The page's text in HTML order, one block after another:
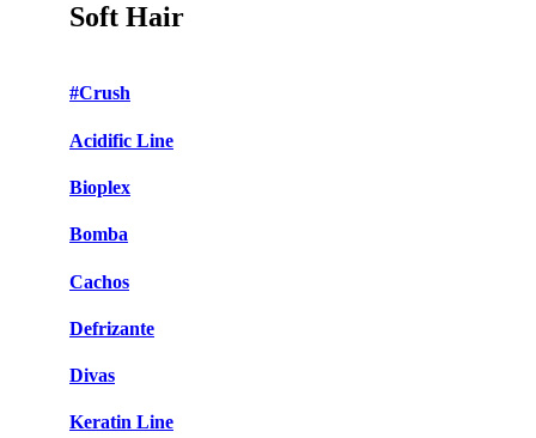
Soft Hair
#Crush
Acidific Line
Bioplex
Bomba
Cachos
Defrizante
Divas
Keratin Line